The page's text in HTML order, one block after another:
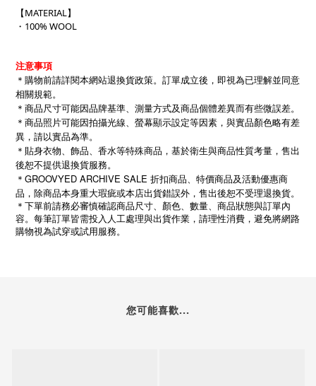
【MATERIAL】
・100% WOOL
注意事項
＊購物前請詳閱本網站退換貨政策。訂單成立後，即視為已理解並同意
相關規範。
＊商品尺寸可能因品牌基準、測量方式及商品個體差異而有些微誤差。
＊商品照片可能因拍攝光線、螢幕顯示設定等因素，與實品顏色略有差
異，請以實品為準。
＊貼身衣物、飾品、香水等特殊商品，基於衛生與商品性質考量，售出
後恕不提供退換貨服務。
＊GROOVYED ARCHIVE SALE 折扣商品、特價商品及活動優惠商
品，除商品本身重大瑕疵或本店出貨錯誤外，售出後恕不受理退換貨。
＊下單前請務必審慎確認商品尺寸、顏色、數量、商品狀態與訂單內
容。每筆訂單皆需投入人工處理與出貨作業，請理性消費，避免將網路
購物視為試穿或試用服務。
您可能喜歡...